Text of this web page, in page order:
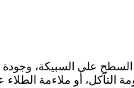
التآكل، أو ملاءمة